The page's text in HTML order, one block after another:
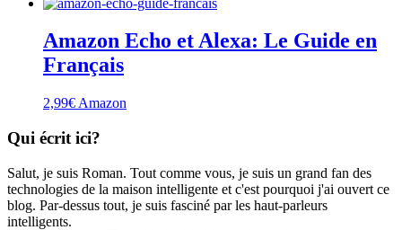
Amazon Echo et Alexa: Le Guide en
Français
2,99€ Amazon
Qui écrit ici?
Salut, je suis Roman. Tout comme vous, je suis un grand fan des
technologies de la maison intelligente et c'est pourquoi j'ai ouvert ce
blog. Par-dessus tout, je suis fasciné par les haut-parleurs
intelligents.